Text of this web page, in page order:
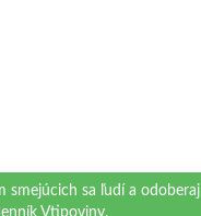
smejúcich sa ľudí a odoberaj
Vtipoviny.